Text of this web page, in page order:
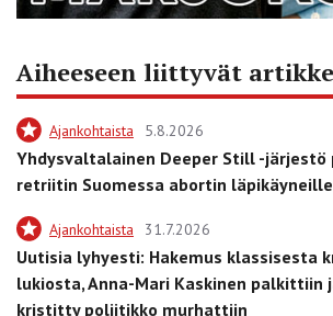
Aiheeseen liittyvät
Ajankohtaista 5.8.2026
Yhdysvaltalainen Deeper Still -järjestö
retriitin Suomessa abortin läpikäyneille
Ajankohtaista 31.7.2026
Uutisia lyhyesti: Hakemus klassisesta
lukiosta, Anna-Mari Kaskinen palkittiin
kristitty poliitikko murhattiin